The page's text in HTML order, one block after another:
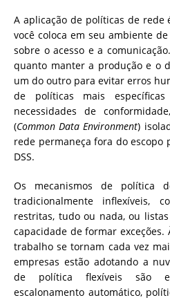
A aplicação de políticas de
você coloca em seu ambiente
sobre o acesso e a
quanto manter a produção e o
um do outro para evitar erros
de políticas mais
necessidades de
(Common Data Environment)
rede permaneça fora do escopo
DSS.
Os mecanismos de política
tradicionalmente inflexíveis,
restritas, tudo ou nada, ou
capacidade de formar
trabalho se tornam cada vez
empresas estão adotando a
de política flexíveis são
escalonamento automático,